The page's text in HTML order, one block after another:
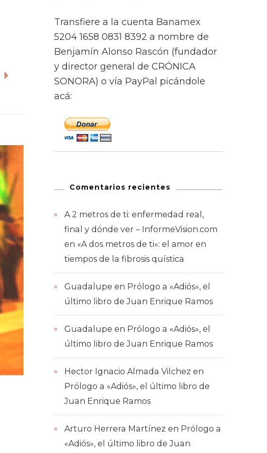
Transfiere a la cuenta Banamex
5204 1658 0831 8392 a nombre de
Benjamín Alonso Rascón (fundador
y director general de CRÓNICA
SONORA) o vía PayPal picándole
acá:
Comentarios recientes
A 2 metros de ti: enfermedad real,
final y dónde ver – InformeVision.com
en «A dos metros de ti»: el amor en
tiempos de la fibrosis quística
Guadalupe en Prólogo a «Adiós», el
último libro de Juan Enrique Ramos
Guadalupe en Prólogo a «Adiós», el
último libro de Juan Enrique Ramos
Hector Ignacio Almada Vilchez en
Prólogo a «Adiós», el último libro de
Juan Enrique Ramos
Arturo Herrera Martínez en Prólogo a
«Adiós», el último libro de Juan